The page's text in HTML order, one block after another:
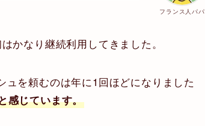
フランス人パパ
かなり継続利用してきました。
を頼むのは年に1回ほどになりました
感じています。